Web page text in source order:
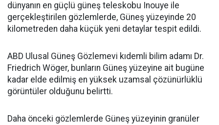
dünyanın en güçlü güneş teleskobu Inouye ile
gerçekleştirilen gözlemlerde, Güneş yüzeyinde 20
kilometreden daha küçük yeni detaylar tespit edildi.
ABD Ulusal Güneş Gözlemevi kıdemli bilim adamı Dr.
Friedrich Wöger, bunların Güneş yüzeyine ait bugüne
kadar elde edilmiş en yüksek uzamsal çözünürlüklü
görüntüler olduğunu belirtti.
Daha önceki gözlemlerde Güneş yüzeyinin granüler